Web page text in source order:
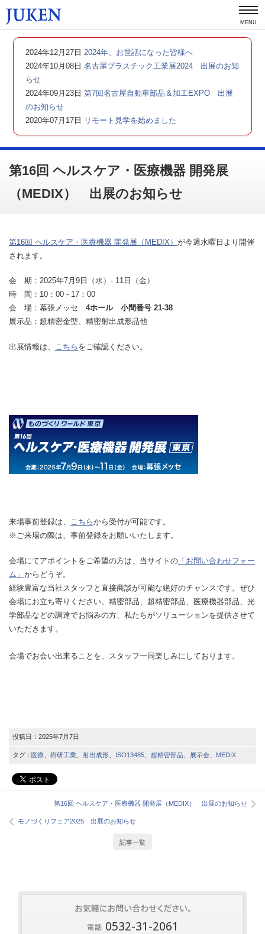
MENU
2024年12月27日 2024年、お世話になった皆様へ
2024年10月08日 名古屋プラスチック工業展2024 出展のお知
らせ
2024年09月23日 第7回名古屋自動車部品＆加工EXPO 出展
のお知らせ
2020年07月17日
リモート見学を始めました
第16回 ヘルスケア・医療機器 開発展
（MEDIX） 出展のお知らせ
第16回 ヘルスケア・医療機器 開発展（MEDIX） が今週水曜日より開催
されます。
会 期：2025年7月9日（水）- 11日（金）
時 間：10：00 - 17：00
会 場：幕張メッセ 4ホール 小間番号 21-38
展示品：超精密金型、精密射出成形品他
出展情報は、 こちら をご確認ください。
来場事前登録は、 こちらから受付が可能です。
※ご来場の際は、事前登録をお願いいたします。
会場にてアポイントをご希望の方は、当サイトの 「お問い合わせフォー
ム」 からどうぞ。
経験豊富な当社スタッフと直接商談が可能な絶好のチャンスです。ぜひ
会場にお立ち寄りください。精密部品、超精密部品、医療機器部品、光
学部品などの調達でお悩みの方、私たちがソリューションを提供させて
いただきます。
会場でお会い出来ることを、スタッフ一同楽しみにしております。
投稿日： 2025年7月7日
タグ : 医療、 樹研工業、 射出成形、 ISO13485、 超精密部品、 展示会、 MEDIX
第16回 ヘルスケア・医療機器 開発展（MEDIX） 出展のお知らせ
モノづくりフェア2025 出展のお知らせ
記事一覧
0532-31-2061